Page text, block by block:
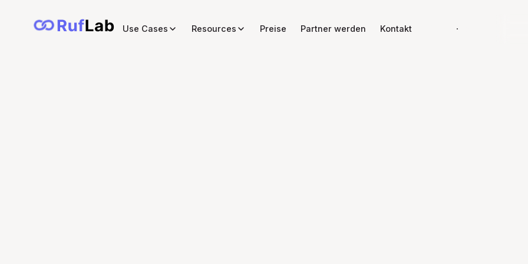
Use Cases Resources Preise Partner werden Kontakt Demo buchen